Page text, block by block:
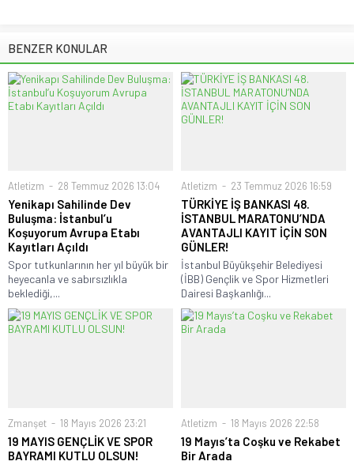
BENZER KONULAR
Atletizm 28 Temmuz 2026 13:04
Yenikapı Sahilinde Dev
Buluşma: İstanbul’u
Koşuyorum Avrupa Etabı
Kayıtları Açıldı
Spor tutkunlarının her yıl büyük bir
heyecanla ve sabırsızlıkla
beklediği,...
Atletizm 23 Temmuz 2026 16:59
TÜRKİYE İŞ BANKASI 48.
İSTANBUL MARATONU’NDA
AVANTAJLI KAYIT İÇİN SON
GÜNLER!
İstanbul Büyükşehir Belediyesi
(İBB) Gençlik ve Spor Hizmetleri
Dairesi Başkanlığı...
Zmanşet 18 Mayıs 2026 23:21
19 MAYIS GENÇLİK VE SPOR
BAYRAMI KUTLU OLSUN!
Atletizm 18 Mayıs 2026 22:58
19 Mayıs’ta Coşku ve Rekabet
Bir Arada